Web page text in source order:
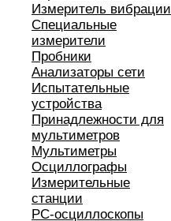
Измеритель вибрации
Специальные
измерители
Пробники
Анализаторы сети
Испытательные
устройства
Принадлежности для
мультиметров
Мультиметры
Осциллографы
Измерительные
станции
РС-осциллоскопы